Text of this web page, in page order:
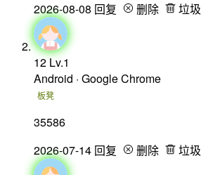
2026-08-08 回复 删除 垃圾
12Lv.1
Android · Google Chrome
板凳
35586
2026-07-14 回复 删除 垃圾